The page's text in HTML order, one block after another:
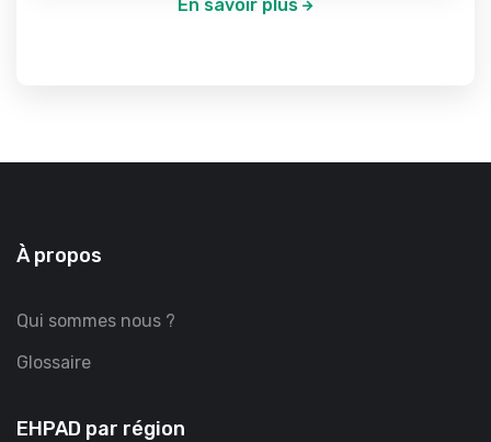
En savoir plus
À propos
Qui sommes nous ?
Glossaire
EHPAD par région